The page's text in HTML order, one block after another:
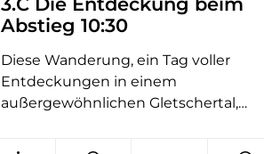
Abstieg 10:30
Diese Wanderung, ein Tag voller
Entdeckungen in einem
außergewöhnlichen Gletschertal,